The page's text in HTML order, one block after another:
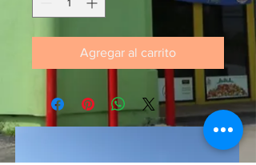
Agregar al carrito